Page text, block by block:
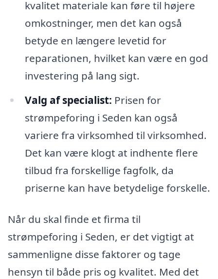
kvalitet materiale kan føre til højere
omkostninger, men det kan også
betyde en længere levetid for
reparationen, hvilket kan være en god
investering på lang sigt.
Valg af specialist: Prisen for
strømpeforing i Seden kan også
variere fra virksomhed til virksomhed.
Det kan være klogt at indhente flere
tilbud fra forskellige fagfolk, da
priserne kan have betydelige forskelle.
Når du skal finde et firma til
strømpeforing i Seden, er det vigtigt at
sammenligne disse faktorer og tage
hensyn til både pris og kvalitet. Med det